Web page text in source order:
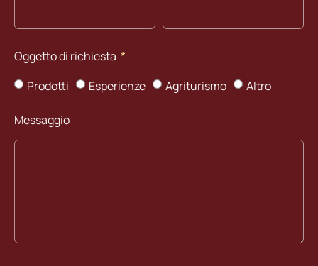
Oggetto di richiesta
Prodotti
Esperienze Agriturismo Altro
Messaggio